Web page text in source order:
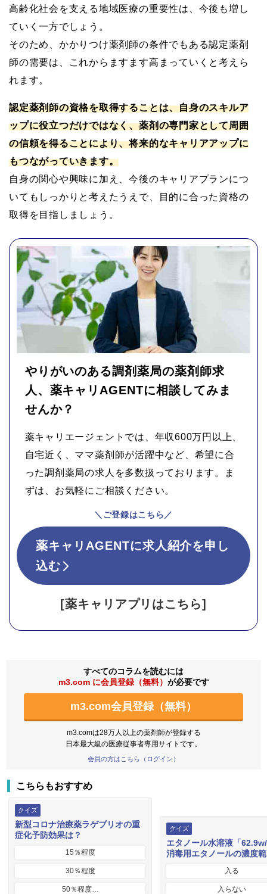
高齢化社会を支える地域医療の重要性は、今後も増し
ていく一方でしょう。
そのため、かかりつけ薬剤師の条件でもある認定薬剤
師の需要は、これからますます高まっていくと考えら
れます。
認定薬剤師の資格を取得することは、自身のスキルア
ップに役立つだけではなく、薬剤の専門家として周囲
の信頼を得ることにより、将来的なキャリアアップに
もつながっていきます。
自身の関心や興味に加え、今後のキャリアプランにつ
いてもしっかりと考えたうえで、目的に合った資格の
取得を目指しましょう。
やりがいのある調剤薬局の薬剤師求
人、薬キャリAGENTに相談してみま
せんか？
薬キャリエージェントでは、年収600万円以上、
自宅近く、ママ薬剤師が活躍中など、希望に合
った調剤薬局の求人を多数扱っております。ま
ずは、お気軽にご相談ください。
＼ご登録はこちら／
薬キャリAGENTに求人紹介を申し
込む
[薬キャリアプリはこちら]
すべてのコラムを読むには
m3.com に会員登録（無料） が必要です
m3.com会員登録（無料）
m3.comは28万人以上の薬剤師が登録する
日本最大級の医療従事者専用サイトです。
会員の方はこちら（ログイン）
こちらもおすすめ
クイズ
新型コロナ治療薬ラゲブリオの重
症化予防効果は？
15％程度
30％程度
50％程度…
クイズ
エタノール水溶液「
消毒用エタノールの濃度
入る
入らない